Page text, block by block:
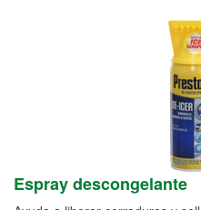
Espray descongelante